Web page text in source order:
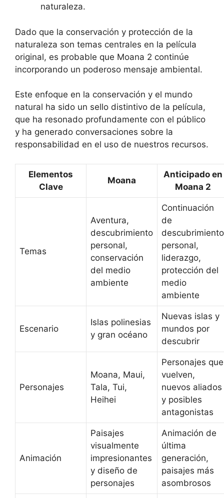
naturaleza.
Dado que la conservación y protección de la
naturaleza son temas centrales en la película
original, es probable que Moana 2 continúe
incorporando un poderoso mensaje ambiental.
Este enfoque en la conservación y el mundo
natural ha sido un sello distintivo de la película,
que ha resonado profundamente con el público
y ha generado conversaciones sobre la
responsabilidad en el uso de nuestros recursos.
Elementos
Clave
Moana
Anticipado en
Moana 2
Temas
Aventura,
descubrimiento
personal,
conservación
del medio
ambiente
Continuación
de
descubrimiento
personal,
liderazgo,
protección del
medio
ambiente
Escenario
Islas polinesias
y gran océano
Nuevas islas y
mundos por
descubrir
Personajes
Moana, Maui,
Tala, Tui,
Heihei
Personajes que
vuelven,
nuevos aliados
y posibles
antagonistas
Animación
Paisajes
visualmente
impresionantes
y diseño de
personajes
Animación de
última
generación,
paisajes más
asombrosos